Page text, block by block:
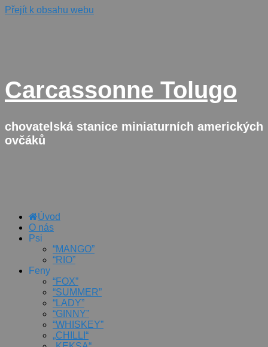
Přejít k obsahu webu
Carcassonne Tolugo
chovatelská stanice miniaturních amerických
ovčáků
Úvod
O nás
Psi
“MANGO”
“RIO”
Feny
“FOX”
“SUMMER”
“LADY”
“GINNY”
“WHISKEY”
„CHILLI“